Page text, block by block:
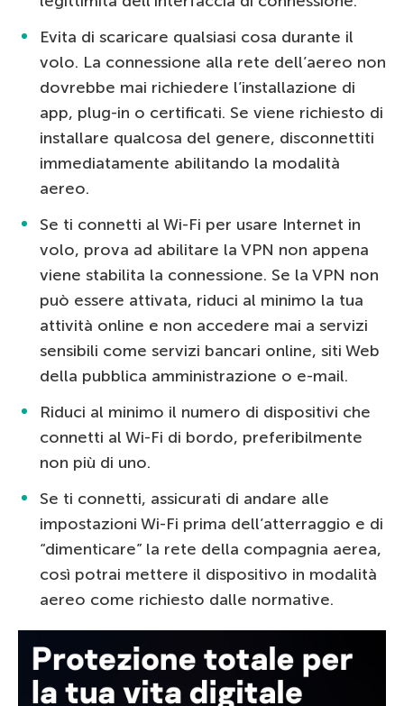
Evita di scaricare qualsiasi cosa durante il
volo. La connessione alla rete dell’aereo non
dovrebbe mai richiedere l’installazione di
app, plug-in o certificati. Se viene richiesto di
installare qualcosa del genere, disconnettiti
immediatamente abilitando la modalità
aereo.
Se ti connetti al Wi-Fi per usare Internet in
volo, prova ad abilitare la VPN non appena
viene stabilita la connessione. Se la VPN non
può essere attivata, riduci al minimo la tua
attività online e non accedere mai a servizi
sensibili come servizi bancari online, siti Web
della pubblica amministrazione o e-mail.
Riduci al minimo il numero di dispositivi che
connetti al Wi-Fi di bordo, preferibilmente
non più di uno.
Se ti connetti, assicurati di andare alle
impostazioni Wi-Fi prima dell’atterraggio e di
“dimenticare” la rete della compagnia aerea,
così potrai mettere il dispositivo in modalità
aereo come richiesto dalle normative.